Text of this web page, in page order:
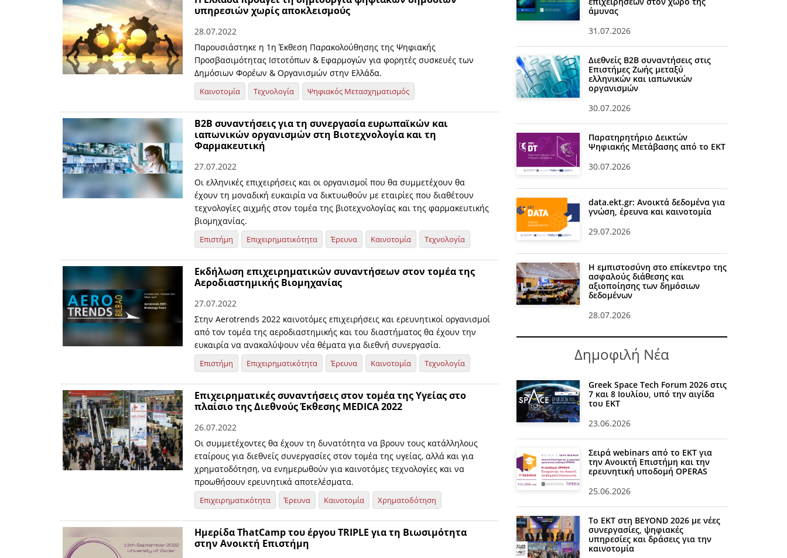
υπηρεσιών χωρίς αποκλεισμούς
28.07.2022
Παρουσιάστηκε η 1η Έκθεση Παρακολούθησης της Ψηφιακής
Προσβασιμότητας Ιστοτόπων & Εφαρμογών για φορητές συσκευές των
Δημόσιων Φορέων & Οργανισμών στην Ελλάδα.
Καινοτομία Τεχνολογία Ψηφιακός Μετασχηματισμός
B2B συναντήσεις για τη συνεργασία ευρωπαϊκών και
ιαπωνικών οργανισμών στη Βιοτεχνολογία και τη
Φαρμακευτική
27.07.2022
Οι ελληνικές επιχειρήσεις και οι οργανισμοί που θα συμμετέχουν θα
έχουν τη μοναδική ευκαιρία να δικτυωθούν με εταιρίες που διαθέτουν
τεχνολογίες αιχμής στον τομέα της βιοτεχνολογίας και της φαρμακευτικής
βιομηχανίας.
Επιστήμη Επιχειρηματικότητα Έρευνα Καινοτομία Τεχνολογία
Εκδήλωση επιχειρηματικών συναντήσεων στον τομέα της
Αεροδιαστημικής Βιομηχανίας
27.07.2022
Στην Aerotrends 2022 καινοτόμες επιχειρήσεις και ερευνητικοί οργανισμοί
από τον τομέα της αεροδιαστημικής και του διαστήματος θα έχουν την
ευκαιρία να ανακαλύψουν νέα θέματα για διεθνή συνεργασία.
Επιστήμη Επιχειρηματικότητα Έρευνα Καινοτομία Τεχνολογία
Επιχειρηματικές συναντήσεις στον τομέα της Υγείας στο
πλαίσιο της Διεθνούς Έκθεσης MEDICA 2022
26.07.2022
Οι συμμετέχοντες θα έχουν τη δυνατότητα να βρουν τους κατάλληλους
εταίρους για διεθνείς συνεργασίες στον τομέα της υγείας, αλλά και για
χρηματοδότηση, να ενημερωθούν για καινοτόμες τεχνολογίες και να
προωθήσουν ερευνητικά αποτελέσματα.
Επιχειρηματικότητα Έρευνα Καινοτομία Χρηματοδότηση
Ημερίδα ThatCamp του έργου TRIPLE για τη Βιωσιμότητα
στην Ανοικτή Επιστήμη
άμυνας
31.07.2026
Διεθνείς Β2Β συναντήσεις στις
Επιστήμες Ζωής μεταξύ
ελληνικών και ιαπωνικών
οργανισμών
30.07.2026
Παρατηρητήριο Δεικτών
Ψηφιακής Μετάβασης από το ΕΚΤ
30.07.2026
data.ekt.gr: Ανοικτά δεδομένα για
γνώση, έρευνα και καινοτομία
29.07.2026
Η εμπιστοσύνη στο επίκεντρο της
ασφαλούς διάθεσης και
αξιοποίησης των δημόσιων
δεδομένων
28.07.2026
Δημοφιλή Νέα
Greek Space Tech Forum 2026 στις
7 και 8 Ιουλίου, υπό την αιγίδα
του ΕΚΤ
23.06.2026
Σειρά webinars από το ΕΚΤ για
την Ανοικτή Επιστήμη και την
ερευνητική υποδομή OPERAS
25.06.2026
Το ΕΚΤ στη BEYOND 2026 με νέες
συνεργασίες, ψηφιακές
υπηρεσίες και δράσεις για την
καινοτομία